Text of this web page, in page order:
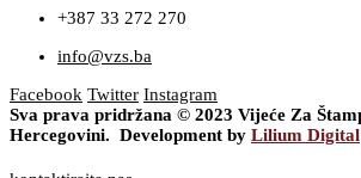
+387 33 272 270
info@vzs.ba
Facebook Twitter Instagram
Sva prava pridržana © 2023 Vijeće Za
Hercegovini. Development by Lilium Digital